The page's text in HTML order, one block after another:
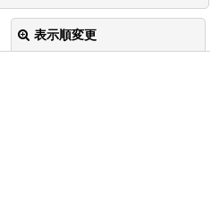
表示順変更